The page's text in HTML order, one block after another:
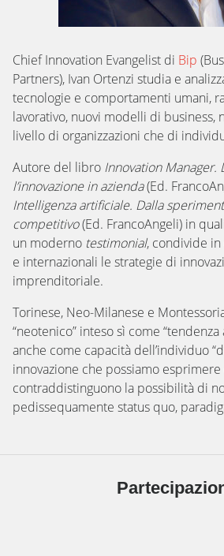
Chief Innovation Evangelist di Bip
Partners), Ivan Ortenzi studia e
tecnologie e comportamenti umani,
lavorativo, nuovi modelli di business,
livello di organizzazioni che di
Autore del libro Innovation Manager.
l’innovazione in azienda(Ed.
Intelligenza artificiale. Dalla
competitivo(Ed. FrancoAngeli) in
un moderno testimonial, condivide
e internazionali le strategie di
imprenditoriale.
Torinese, Neo-Milanese e
“neotenico” inteso sì come “tendenza
anche come capacità dell’individuo
innovazione che possiamo esprimere
contraddistinguono la possibilità di
pedissequamente status quo,